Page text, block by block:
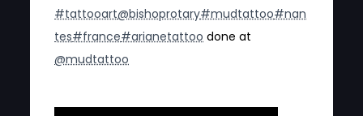
#tattooart@bishoprotary#mudtattoo#nan
tes#france#arianetattoo done at
@mudtattoo